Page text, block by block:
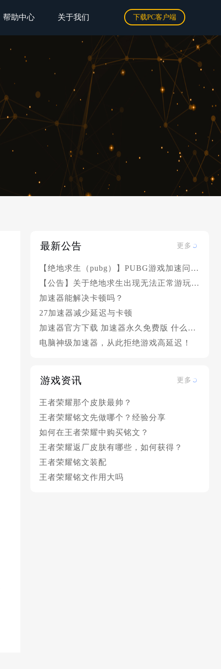
帮助中心 关于我们 下载PC客户端
最新公告 更多
【绝地求生（pubg）】PUBG游戏加速问题解决方案汇总
【公告】关于绝地求生出现无法正常游玩的情况
加速器能解决卡顿吗？
27加速器减少延迟与卡顿
加速器官方下载 加速器永久免费版 什么网络加速器好?
电脑神级加速器，从此拒绝游戏高延迟！
游戏资讯 更多
王者荣耀那个皮肤最帅？
王者荣耀铭文先做哪个？经验分享
如何在王者荣耀中购买铭文？
王者荣耀返厂皮肤有哪些，如何获得？
王者荣耀铭文装配
王者荣耀铭文作用大吗